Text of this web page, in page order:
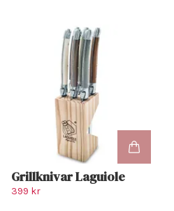
Grillknivar Laguiole
399 kr